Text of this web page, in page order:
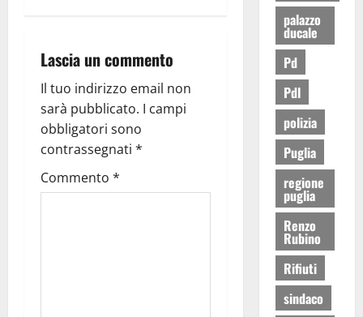
Lascia un commento
Il tuo indirizzo email non
sarà pubblicato. I campi
obbligatori sono
contrassegnati *
Commento *
palazzo
ducale
Pd
Pdl
polizia
Puglia
regione
puglia
Renzo
Rubino
Rifiuti
sindaco